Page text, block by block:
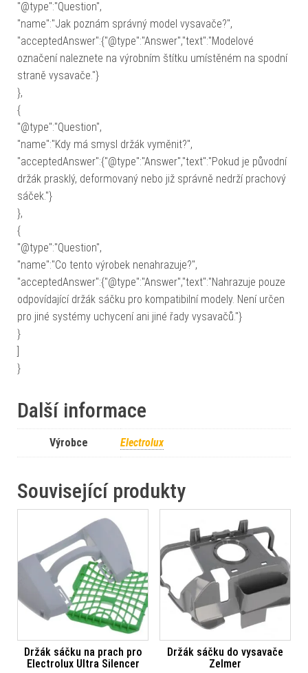
"@type":"Question",
"name":"Jak poznám správný model vysavače?",
"acceptedAnswer":{"@type":"Answer","text":"Modelové
označení naleznete na výrobním štítku umístěném na spodní
straně vysavače."}
},
{
"@type":"Question",
"name":"Kdy má smysl držák vyměnit?",
"acceptedAnswer":{"@type":"Answer","text":"Pokud je původní
držák prasklý, deformovaný nebo již správně nedrží prachový
sáček."}
},
{
"@type":"Question",
"name":"Co tento výrobek nenahrazuje?",
"acceptedAnswer":{"@type":"Answer","text":"Nahrazuje pouze
odpovídající držák sáčku pro kompatibilní modely. Není určen
pro jiné systémy uchycení ani jiné řady vysavačů."}
}
]
}
Další informace
Výrobce Electrolux
Související produkty
Držák sáčku na prach pro
Electrolux Ultra Silencer
Držák sáčku do vysavače
Zelmer